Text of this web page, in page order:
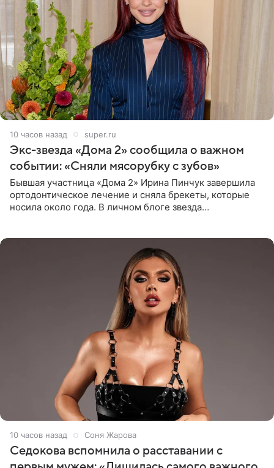
10 часов назад super.ru
Экс-звезда «Дома 2» сообщила о важном
событии: «Сняли мясорубку с зубов»
Бывшая участница «Дома 2» Ирина Пинчук завершила
ортодонтическое лечение и сняла брекеты, которые
носила около года. В личном блоге звезда
10 часов назад Соня Жарова
Седокова вспомнила о расставании с